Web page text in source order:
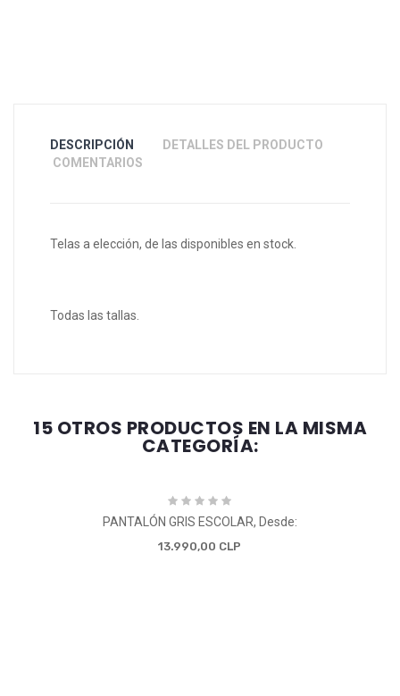
DESCRIPCIÓN
DETALLES DEL PRODUCTO
COMENTARIOS
Telas a elección, de las disponibles en stock.
Todas las tallas.
15 OTROS PRODUCTOS EN LA MISMA
CATEGORÍA:
PANTALÓN GRIS ESCOLAR, Desde:
13.990,00 CLP